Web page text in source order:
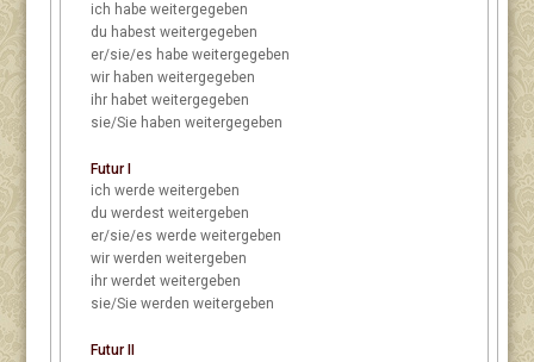
ich habe weitergegeben
du habest weitergegeben
er/sie/es habe weitergegeben
wir haben weitergegeben
ihr habet weitergegeben
sie/Sie haben weitergegeben
Futur I
ich werde weitergeben
du werdest weitergeben
er/sie/es werde weitergeben
wir werden weitergeben
ihr werdet weitergeben
sie/Sie werden weitergeben
Futur II